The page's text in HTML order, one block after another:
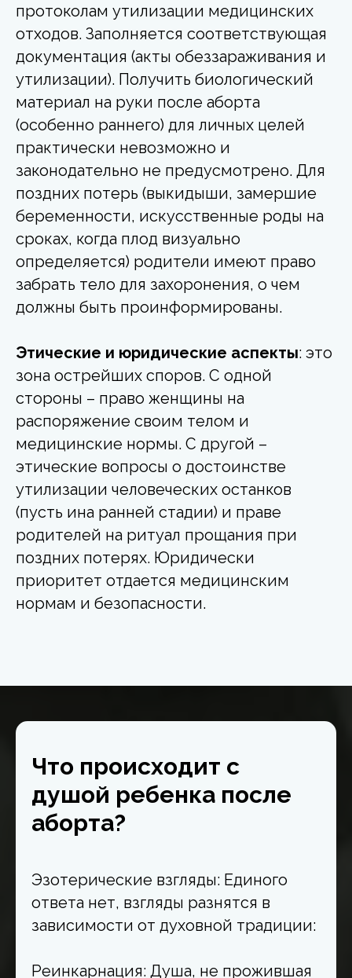
протоколам утилизации медицинских
отходов. Заполняется соответствующая
документация (акты обеззараживания и
утилизации). Получить биологический
материал на руки после аборта
(особенно раннего) для личных целей
практически невозможно и
законодательно не предусмотрено. Для
поздних потерь (выкидыши, замершие
беременности, искусственные роды на
сроках, когда плод визуально
определяется) родители имеют право
забрать тело для захоронения, о чем
должны быть проинформированы.
Этические и юридические аспекты: это
зона острейших споров. С одной
стороны – право женщины на
распоряжение своим телом и
медицинские нормы. С другой –
этические вопросы о достоинстве
утилизации человеческих останков
(пусть ина ранней стадии) и праве
родителей на ритуал прощания при
поздних потерях. Юридически
приоритет отдается медицинским
нормам и безопасности.
Что происходит с
душой ребенка после
аборта?
Эзотерические взгляды: Единого
ответа нет, взгляды разнятся в
зависимости от духовной традиции:
Реинкарнация: Душа, не прожившая